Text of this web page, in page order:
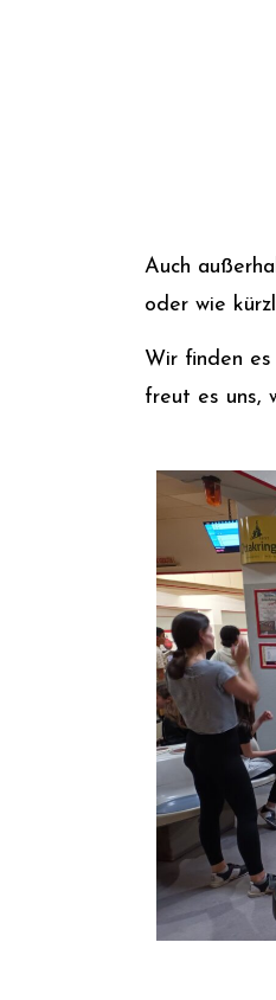
Auch
oder wie
Wir finden
freut es uns,